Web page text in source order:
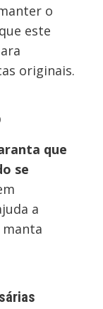
o
este
originais.
que
se
a
manta